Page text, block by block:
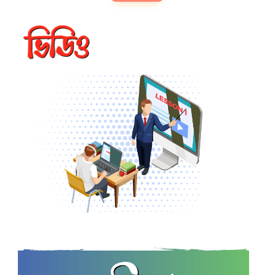
খাদ্য ও পুষ্টি
খাদ্য ও পুষ্টি চক্র